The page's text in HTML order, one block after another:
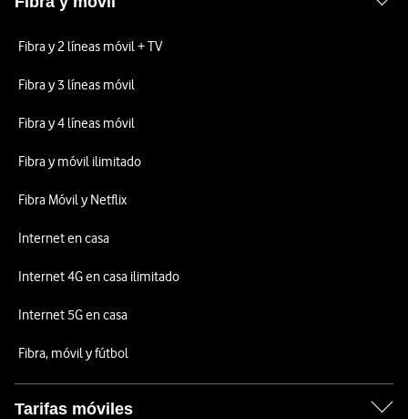
Fibra y 2 líneas móvil + TV
Fibra y 3 líneas móvil
Fibra y 4 líneas móvil
Fibra y móvil ilimitado
Fibra Móvil y Netflix
Internet en casa
Internet 4G en casa ilimitado
Internet 5G en casa
Fibra, móvil y fútbol
Tarifas móviles